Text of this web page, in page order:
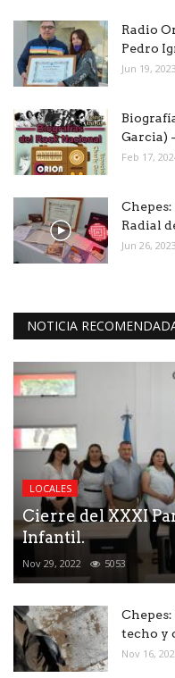
Radio
Pedro
Jun 19, 2023
Garcia)
Feb 17,
Radial
Jun 26, 2023
NOTICIA
LOCALES
Cierre del XXXI
Infantil.
Nov 29, 2022 5053
techo y
Nov 16,